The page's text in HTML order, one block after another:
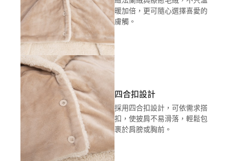
暖加倍，更可隨心選擇喜愛的
膚觸。
四合扣設計
採用四合扣設計，可依需求搭
扣，使披肩不易滑落，輕鬆包
裹於肩膀或胸前。